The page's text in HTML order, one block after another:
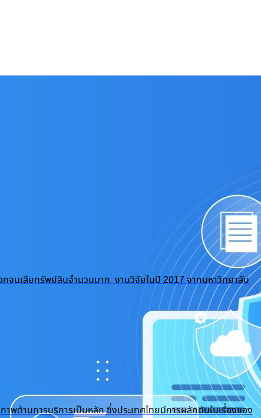
กจนเสียทรัพย์สินจำนวนมาก งานวิจัยในปี 2017 จากมหาวิทยาลับ
พด้านการบริการเป็นหลัก ซึ่งประเทศไทยมีการผลักดันในเรื่องของ